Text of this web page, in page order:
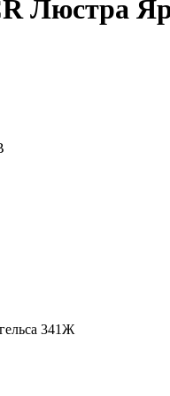
Люстра
341Ж